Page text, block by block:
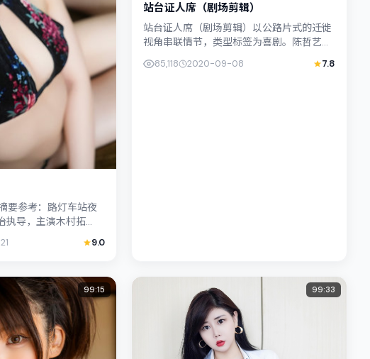
要参考：路灯车站夜
执导，主演木村拓
事锚定泰国（曼谷）
，镜头...
9.0
站台证人席（剧场剪辑）
站台证人席（剧场剪辑）以公路片式的迁徙
视角串联情节，类型标签为喜剧。陈哲艺强
冷内热之间切换；若你正在查找日...
85,118 2020-09-08 7.8
99:15 99:33